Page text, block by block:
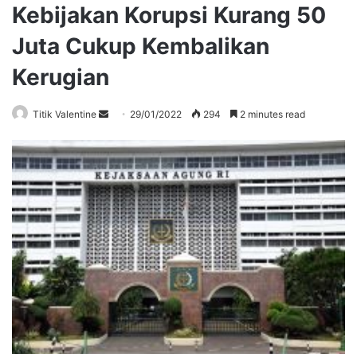
Kebijakan Korupsi Kurang 50
Juta Cukup Kembalikan
Kerugian
Titik Valentine
Send
email
29/01/2022 294 2 minutes read